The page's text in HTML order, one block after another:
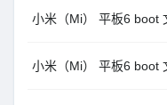
小米（Mi） 平板6 boot
小米（Mi） 平板6 boot